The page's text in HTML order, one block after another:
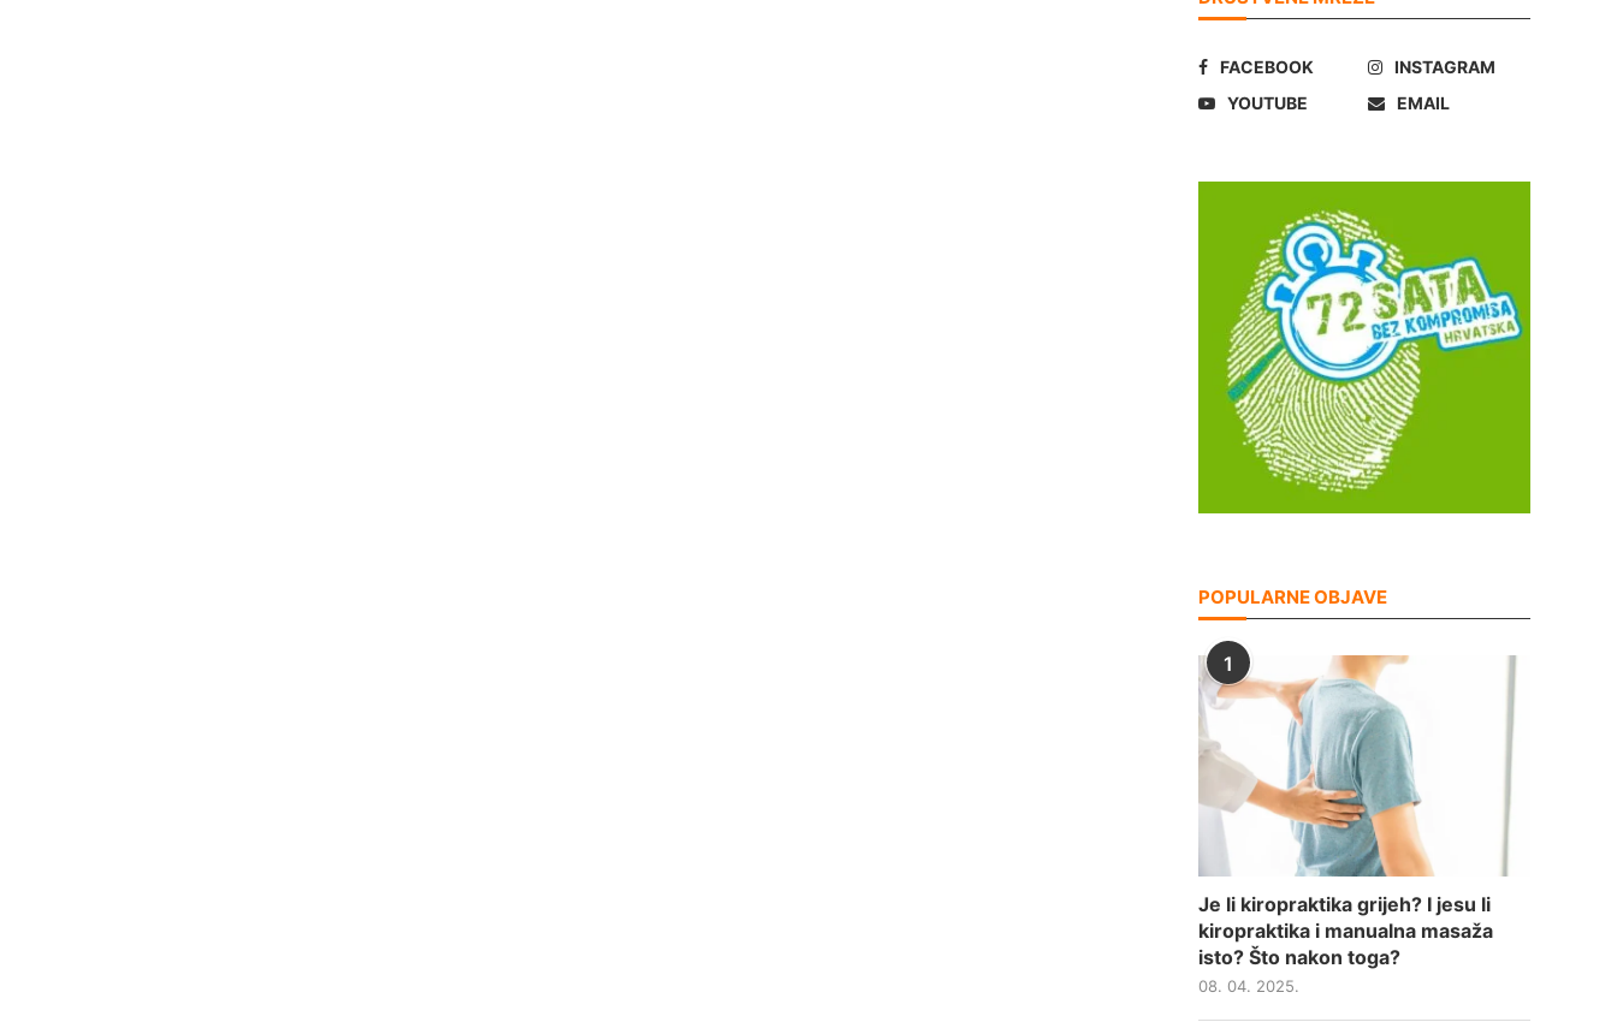
FACEBOOK
INSTAGRAM
YOUTUBE
EMAIL
POPULARNE OBJAVE
1
Je li kiropraktika grijeh? I jesu li
kiropraktika i manualna masaža
isto? Što nakon toga?
08. 04. 2025.